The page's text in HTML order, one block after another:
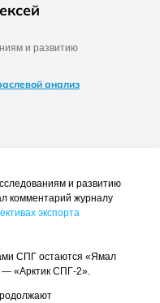
и развитию
анализ
и развитию
комментарий журналу
экспорта
СПГ остаются «Ямал
— «Арктик СПГ-2».